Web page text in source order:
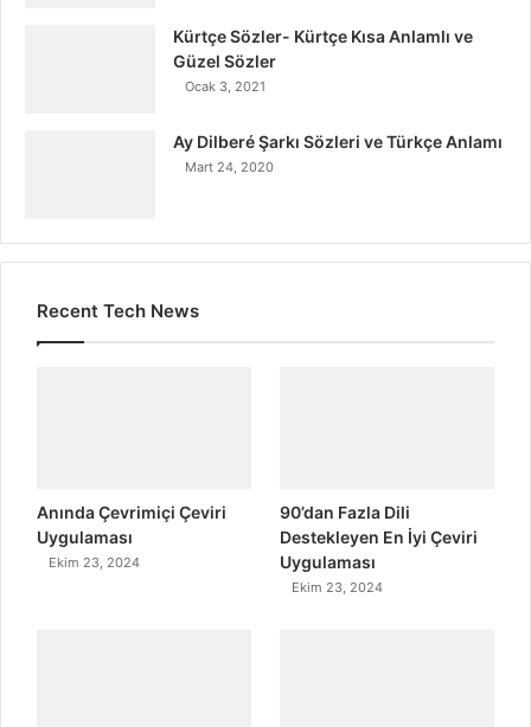
Kürtçe Sözler- Kürtçe Kısa Anlamlı ve
Güzel Sözler
Ocak 3, 2021
Ay Dilberé Şarkı Sözleri ve Türkçe Anlamı
Mart 24, 2020
Recent Tech News
Anında Çevrimiçi Çeviri
Uygulaması
Ekim 23, 2024
90’dan Fazla Dili
Destekleyen En İyi Çeviri
Uygulaması
Ekim 23, 2024